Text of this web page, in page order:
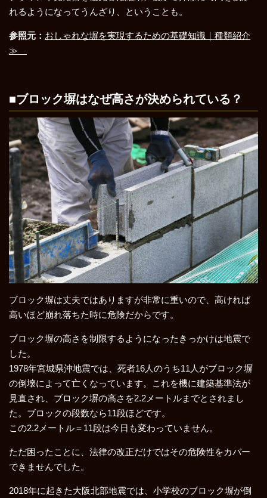
れるようになってうんざり、ということも。
参照元： おしゃれな塀を実現するための基礎知識｜種類紹介
≫
■ブロック塀はなぜ高さが決められている？
ブロック塀は丈夫ではありますが非常に重いので、高ければ
高いほど崩れ落ちた時に危険だからです。
ブロック塀の高さを制限するようになったきっかけは地震で
した。
1978年宮城県沖地震では、死者16人のうち11人がブロック塀
の倒壊によって亡くなっています。これを機に建築基準法が
見直され、ブロック塀の高さを2.2メートルまでとされまし
た。ブロックの段数なら11段ほどです。
この2.2メートル＝11段は今日も変わっていません。
ただ困ったことに、法律の改正だけではその危険性をカバー
できませんでした。
2018年に起きた大阪北部地震では、小学校のブロック塀が倒